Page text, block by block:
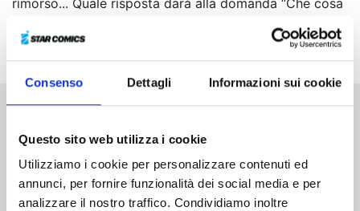
Consenso Dettagli Informazioni sui cookie
Questo sito web utilizza i cookie
Utilizziamo i cookie per personalizzare contenuti ed
annunci, per fornire funzionalità dei social media e per
analizzare il nostro traffico. Condividiamo inoltre
rimorso... Quale risposta darà alla domanda “Che cosa
ignorato?
Altri volumi della serie